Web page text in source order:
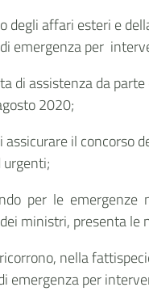
degli affari esteri e
emergenza per
di assistenza da
2020;
assicurare il
per le emergenze
ministri, presenta le
nella
emergenza per